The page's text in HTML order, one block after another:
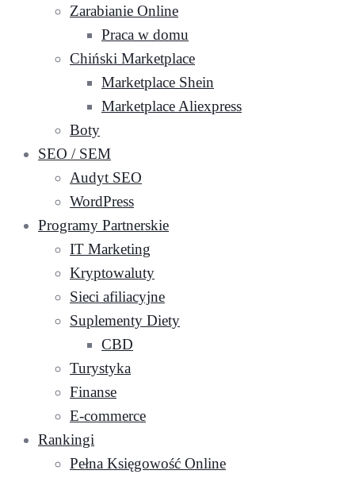
Zarabianie Online
Praca w domu
Chiński Marketplace
Marketplace Shein
Marketplace Aliexpress
Boty
SEO / SEM
Audyt SEO
WordPress
Programy Partnerskie
IT Marketing
Kryptowaluty
Sieci afiliacyjne
Suplementy Diety
CBD
Turystyka
Finanse
E-commerce
Rankingi
Pełna Księgowość Online